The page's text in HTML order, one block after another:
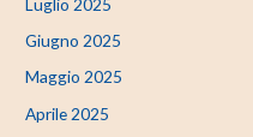
Luglio 2025
Giugno 2025
Maggio 2025
Aprile 2025